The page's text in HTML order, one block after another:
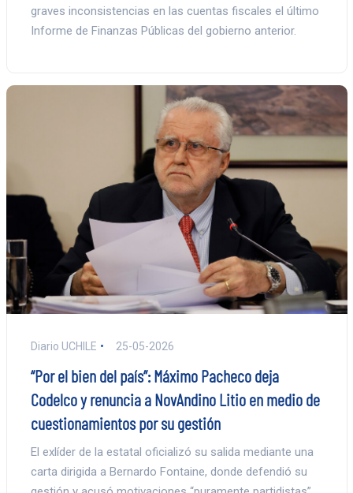
graves inconsistencias en las cuentas fiscales el último
Informe de Finanzas Públicas del gobierno anterior.
Diario UCHILE 25-05-2026
“Por el bien del país”: Máximo Pacheco deja
Codelco y renuncia a NovAndino Litio en medio de
cuestionamientos por su gestión
El exlíder de la estatal oficializó su salida mediante una
carta dirigida a Bernardo Fontaine, donde defendió su